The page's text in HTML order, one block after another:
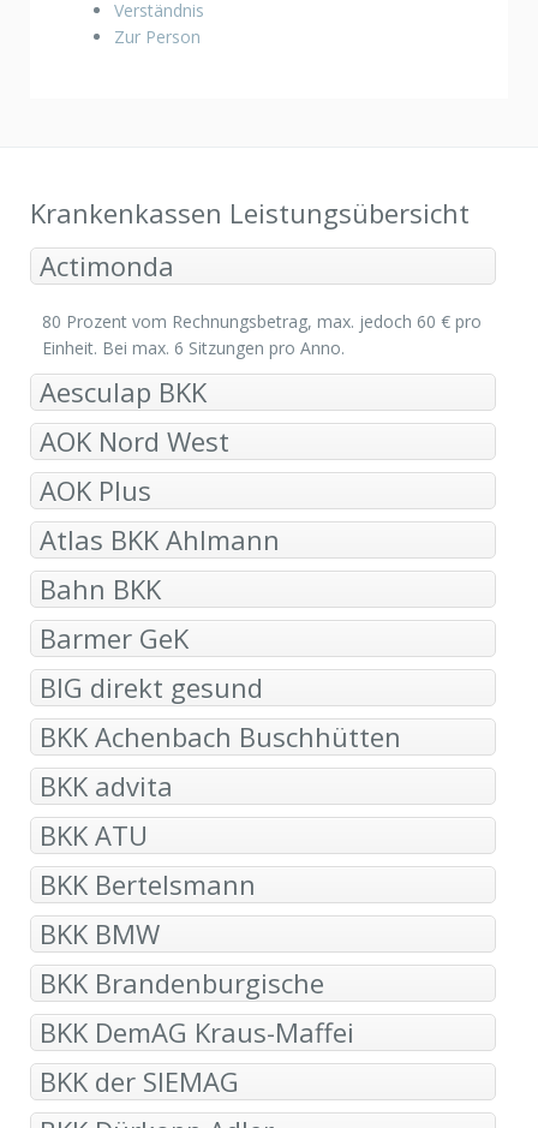
Verständnis
Zur Person
Krankenkassen Leistungsübersicht
Actimonda
80 Prozent vom Rechnungsbetrag, max. jedoch 60 € pro
Einheit. Bei max. 6 Sitzungen pro Anno.
Aesculap BKK
AOK Nord West
AOK Plus
Atlas BKK Ahlmann
Bahn BKK
Barmer GeK
BIG direkt gesund
BKK Achenbach Buschhütten
BKK advita
BKK ATU
BKK Bertelsmann
BKK BMW
BKK Brandenburgische
BKK DemAG Kraus-Maffei
BKK der SIEMAG